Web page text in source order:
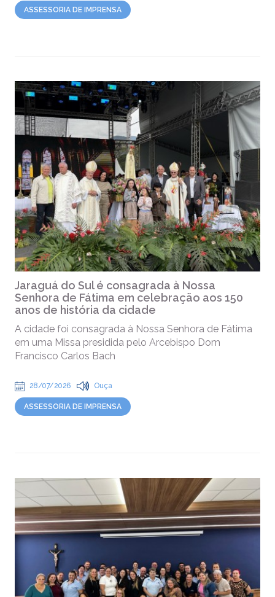
ASSESSORIA DE IMPRENSA
Jaraguá do Sul é consagrada à Nossa
Senhora de Fátima em celebração aos 150
anos de história da cidade
A cidade foi consagrada à Nossa Senhora de Fátima
em uma Missa presidida pelo Arcebispo Dom
Francisco Carlos Bach
28/07/2026 Ouça
ASSESSORIA DE IMPRENSA